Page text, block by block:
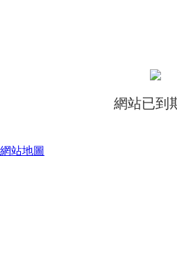
網站已到期
網站地圖